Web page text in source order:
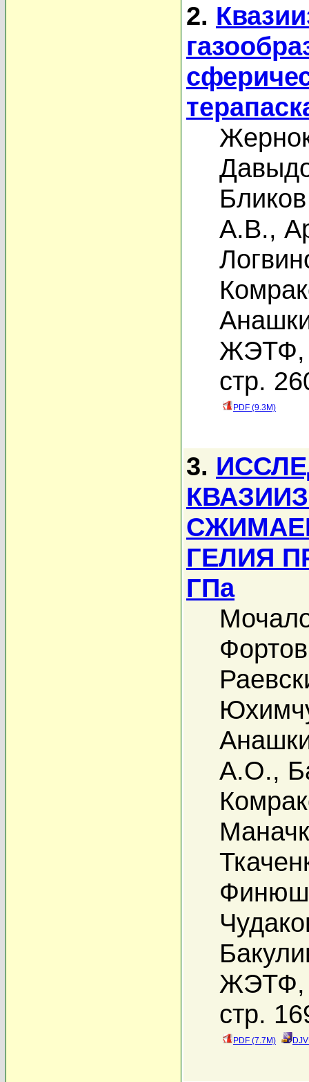
2.
А.В.,
ЖЭТФ,
стр.
PDF (9.3M)
3.
ГЕЛИЯ
ГПа
А.О.,
ЖЭТФ,
стр.
PDF (7.7M)